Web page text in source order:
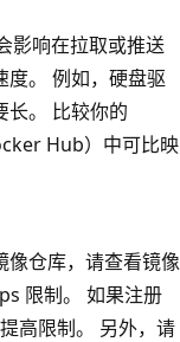
影响在拉取或推送
度。 例如，硬盘驱
长。 比较你的
Hub）中可比映
像仓库，请查看镜像
限制。 如果注册
高限制。 另外，请